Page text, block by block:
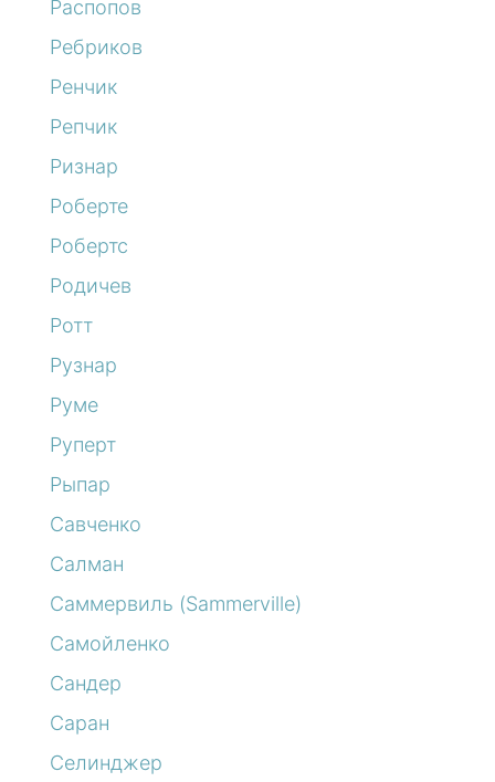
Распопов
Ребриков
Ренчик
Репчик
Ризнар
Роберте
Робертс
Родичев
Ротт
Рузнар
Руме
Руперт
Рыпар
Савченко
Салман
Саммервиль (Sammerville)
Самойленко
Сандер
Саран
Селинджер